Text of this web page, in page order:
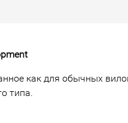
как для обычных
типа.